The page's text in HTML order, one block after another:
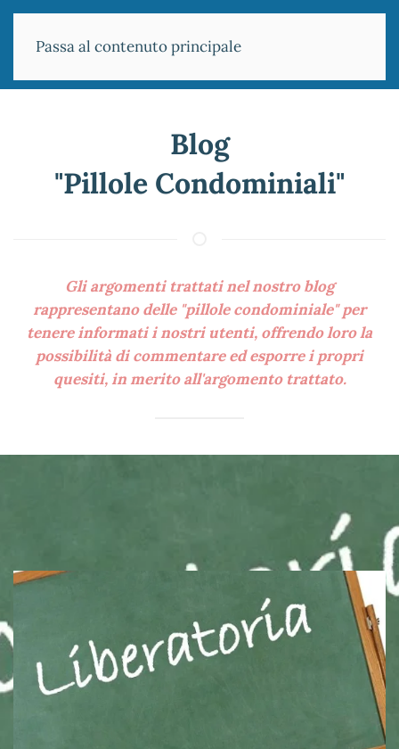
Passa al contenuto principale
Blog
"Pillole Condominiali"
Gli argomenti trattati nel nostro blog
rappresentano delle "pillole condominiale" per
tenere informati i nostri utenti, offrendo loro la
possibilità di commentare ed esporre i propri
quesiti, in merito all'argomento trattato.